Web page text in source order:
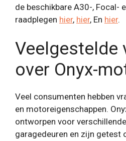
de beschikbare A30-, Focal-
raadplegen hier, hier, En hier.
Veelgestelde
over Onyx-
Veel consumenten hebben
en motoreigenschappen.
ontworpen voor
garagedeuren en zijn getest